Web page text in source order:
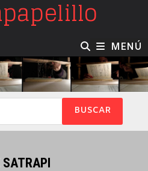
MENÚ